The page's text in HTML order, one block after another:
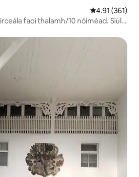
Meánrátáil
4.91 (361)
faoi thalamh/10 nóiméad. Siúl